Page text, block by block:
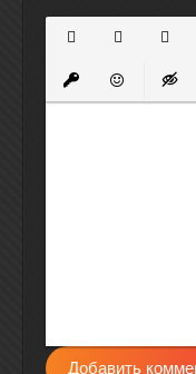
ВставитьВставить
Добавить